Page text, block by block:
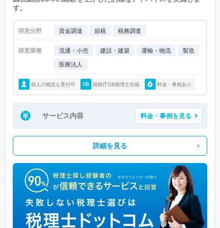
す。
得意分野 資金調達 節税 税務調査
得意業種 流通・小売 建設・建築 運輸・物流
製造
医療法人
個人の相談も受付可 国税庁OB税理士在籍 料金・事例あり
サービス内容 料金・事例を見る
詳細を見る